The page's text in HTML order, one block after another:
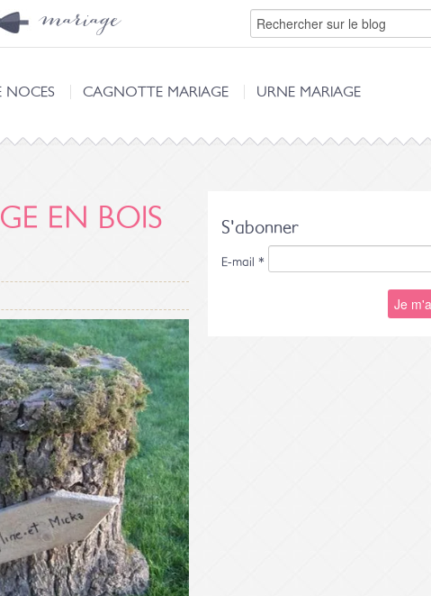
NOCES CAGNOTTE MARIAGE URNE MARIAGE
EN BOIS S'abonner
E-mail *